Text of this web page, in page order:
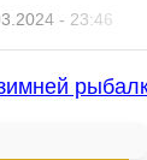
- 23:46